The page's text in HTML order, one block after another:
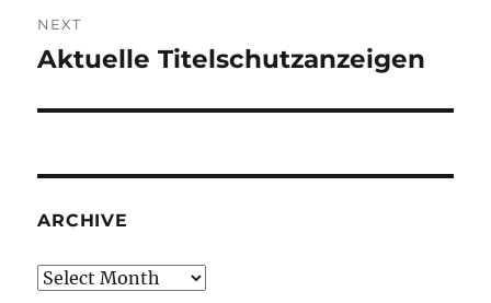
NEXT
Next
Aktuelle Titelschutzanzeigen
ARCHIVE
Archive